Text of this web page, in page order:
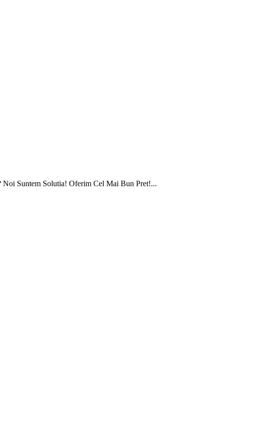
Suntem Solutia! Oferim Cel Mai Bun Pret!...